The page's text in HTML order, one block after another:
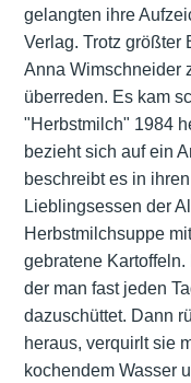
gelangten ihre
Verlag. Trotz größter
Anna Wimschneider
überreden. Es kam
"Herbstmilch" 1984
bezieht sich auf ein
beschreibt es in
Lieblingsessen der
Herbstmilchsuppe
gebratene
der man fast jeden
dazuschüttet. Dann
heraus, verquirlt sie
kochendem Wasser